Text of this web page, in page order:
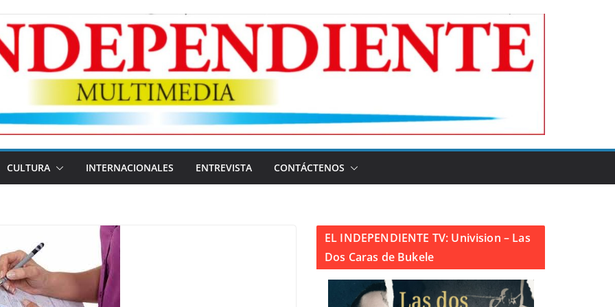
CULTURA INTERNACIONALES ENTREVISTA CONTÁCTENOS
EL INDEPENDIENTE TV: Univision – Las
Dos Caras de Bukele